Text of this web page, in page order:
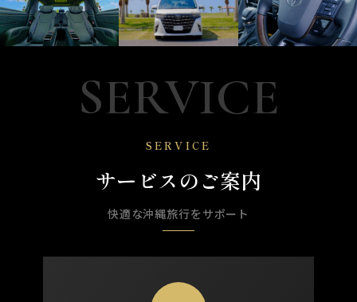
SERVICE
SERVICE
サービスのご案内
快適な沖縄旅行をサポート